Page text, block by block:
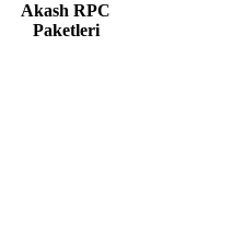
Akash RPC
Paketleri